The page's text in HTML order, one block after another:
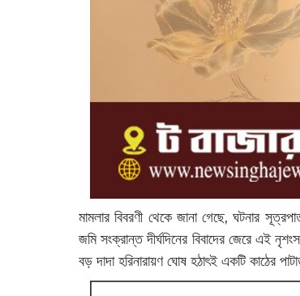
মামলার বিবরণী থেকে জানা গেছে, ঘটনার
জমি সংক্রান্ত দীর্ঘদিনের বিবাদের জেরে এই
বড় দাদা হরিনারায়ণ ঘোষ হঠাৎই একটি কাঠের